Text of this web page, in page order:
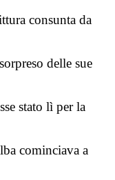
consunta da
delle sue
stato lì per la
cominciava a